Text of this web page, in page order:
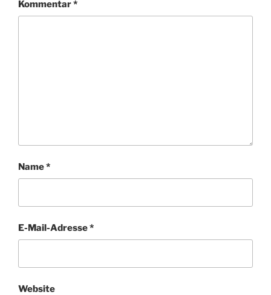
Kommentar*
Name*
E-Mail-Adresse*
Website